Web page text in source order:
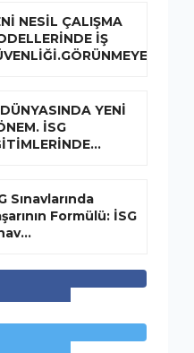
NESİL ÇALIŞMA
İŞ
YENİ
İSG
Sınavlarında
Formülü: İSG